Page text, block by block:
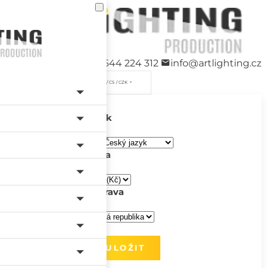
+420 544 224 312 info@artlighting.cz
/ CS / CZK
Jazyk
Měna
Doprava